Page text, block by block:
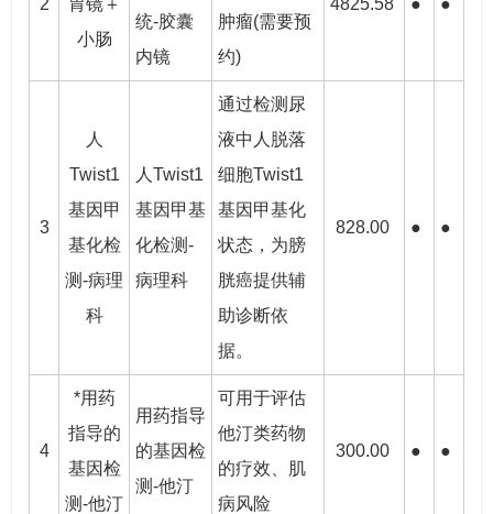
2
胃镜＋
小肠
统-胶囊
内镜
肿瘤(需要预
约)
4825.58 ● ●
3
人
Twist1
基因甲
基化检
测-病理
科
人Twist1
基因甲基
化检测-
病理科
通过检测尿
液中人脱落
细胞Twist1
基因甲基化
状态，为膀
胱癌提供辅
助诊断依
据。
828.00 ● ●
4
*用药
指导的
基因检
测-他汀
用药指导
的基因检
测-他汀
可用于评估
他汀类药物
的疗效、肌
病风险
300.00 ● ●